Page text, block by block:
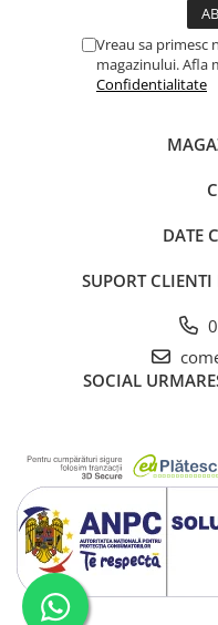
Vreau sa primesc
magazinului. Afla
Confidentialitate
DATE
SUPORT CLIENTI
SOCIAL